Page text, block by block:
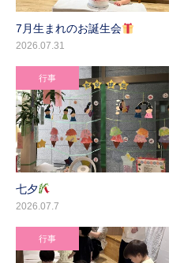
7月生まれのお誕生会
2026.07.31
行事
七夕
2026.07.7
行事